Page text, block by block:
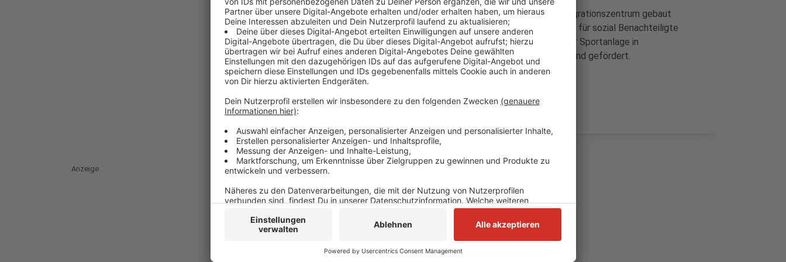
Mit dem Geld soll ein Begegnungs- und gleichzeitig auch ein Integrationszentrum gebaut
werden. Geplant ist unter anderem eine Hausaufgaben-Betreuung für sozial Benachteiligte
oder für Menschen mit Migrationshintergrund. Das Projekt auf der Sportanlage in
Hackenbroich wird mittlerweile mit 600.000 Euro von Bund und Land gefördert.
Anzeige
Anzeige